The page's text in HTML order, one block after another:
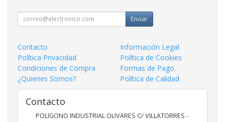
Enviar
Contacto
Información Legal
Política Privacidad
Política de Cookies
Condiciones de Compra
Formas de Pago
¿Quienes Somos?
Política de Calidad
Contacto
POLIGONO INDUSTRIAL OLIVARES C/ VILLATORRES -